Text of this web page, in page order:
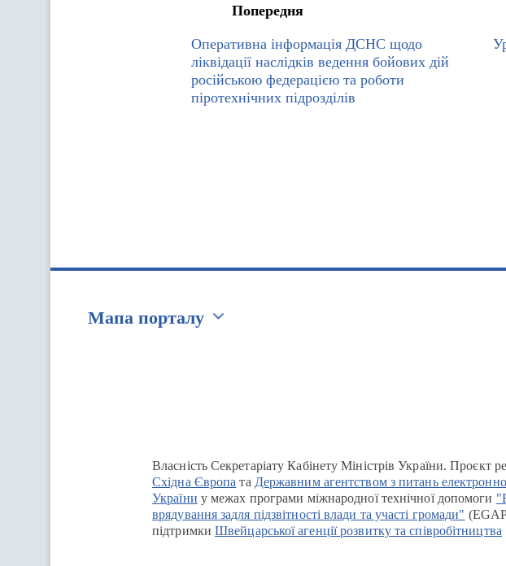
Попередня
Оперативна інформація ДСНС щодо
ліквідації наслідків ведення бойових дій
російською федерацією та роботи
піротехнічних підрозділів
Мапа порталу
Власність Секретаріату Кабінету Міністрів України. Проєкт
Східна Європа та Державним агентством з питань
України у межах програми міжнародної технічної допомоги
врядування задля підзвітності влади та участі громади"
підтримки Швейцарської агенції розвитку та співробітництва